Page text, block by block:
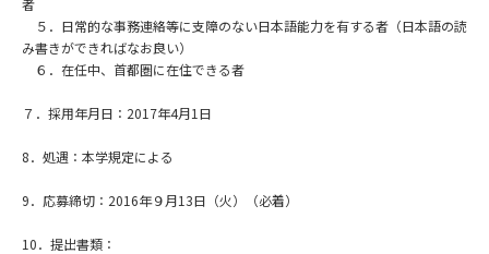
５．日常的な事務連絡等に支障のない日本語能力を有する者（日本語の読
み書きができればなお良い）
６．在任中、首都圏に在住できる者
７．採用年月日：2017年4月1日
8．処遇：本学規定による
9．応募締切：2016年９月13日（火）（必着）
10．提出書類：